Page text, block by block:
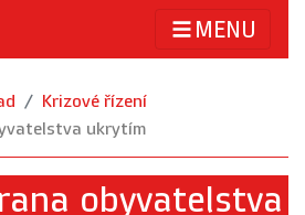
MENU
Krizové řízení
ukrytím
obyvatelstva